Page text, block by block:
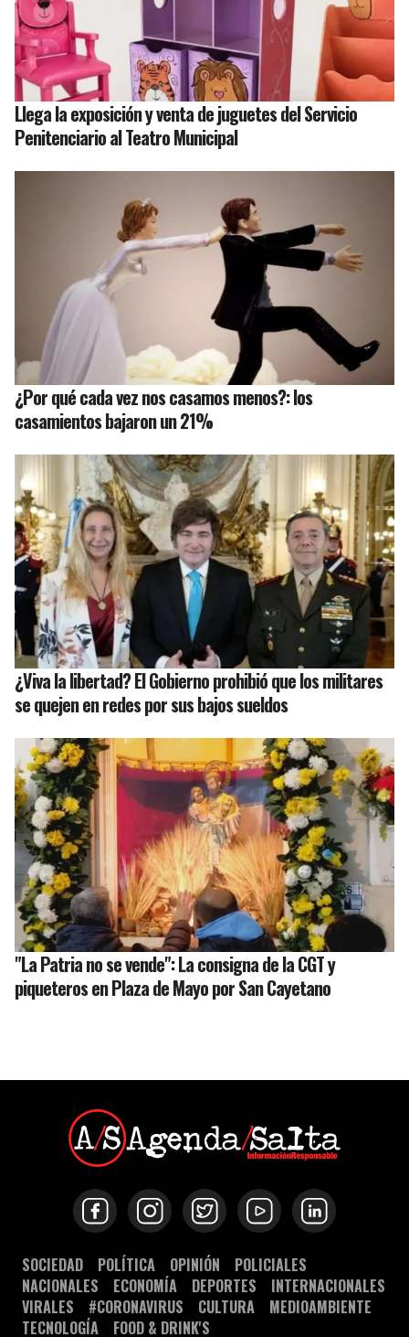
Llega la exposición y venta de juguetes del Servicio
Penitenciario al Teatro Municipal
¿Por qué cada vez nos casamos menos?: los
casamientos bajaron un 21%
¿Viva la libertad? El Gobierno prohibió que los militares
se quejen en redes por sus bajos sueldos
"La Patria no se vende": La consigna de la CGT y
piqueteros en Plaza de Mayo por San Cayetano
SOCIEDAD POLÍTICA OPINIÓN
POLICIALES
NACIONALES
ECONOMÍA DEPORTES
INTERNACIONALES
VIRALES
#CORONAVIRUS CULTURA
MEDIOAMBIENTE
TECNOLOGÍA
FOOD & DRINK'S